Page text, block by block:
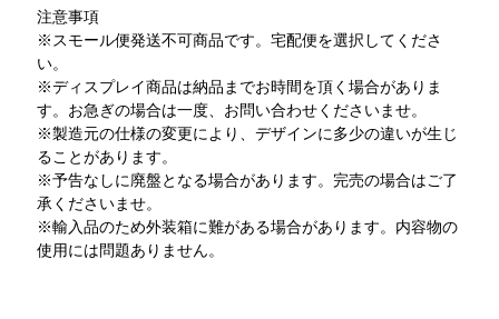
注意事項
※スモール便発送不可商品です。宅配便を選択してくださ
い。
※ディスプレイ商品は納品までお時間を頂く場合がありま
す。お急ぎの場合は一度、お問い合わせくださいませ。
※製造元の仕様の変更により、デザインに多少の違いが生じ
ることがあります。
※予告なしに廃盤となる場合があります。完売の場合はご了
承くださいませ。
※輸入品のため外装箱に難がある場合があります。内容物の
使用には問題ありません。